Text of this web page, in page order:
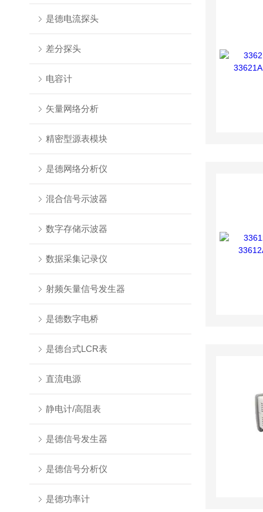
是德电流探头
差分探头
电容计
矢量网络分析
精密型源表模块
是德网络分析仪
混合信号示波器
数字存储示波器
数据采集记录仪
射频矢量信号发生器
是德数字电桥
是德台式LCR表
直流电源
静电计/高阻表
是德信号发生器
是德信号分析仪
是德功率计